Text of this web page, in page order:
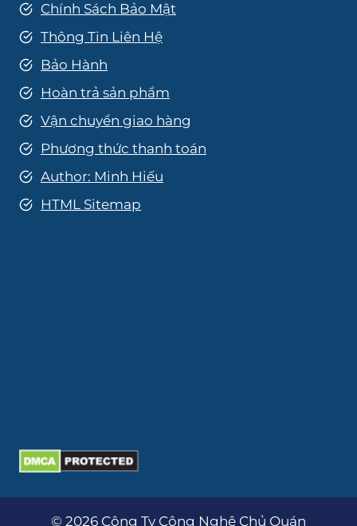
Chính Sách Bảo Mật
Thông Tin Liên Hệ
Bảo Hành
Hoàn trả sản phẩm
Vận chuyển giao hàng
Phương thức thanh toán
Author: Minh Hiếu
HTML Sitemap
© 2026 Công Ty Công Nghệ Chủ Quán